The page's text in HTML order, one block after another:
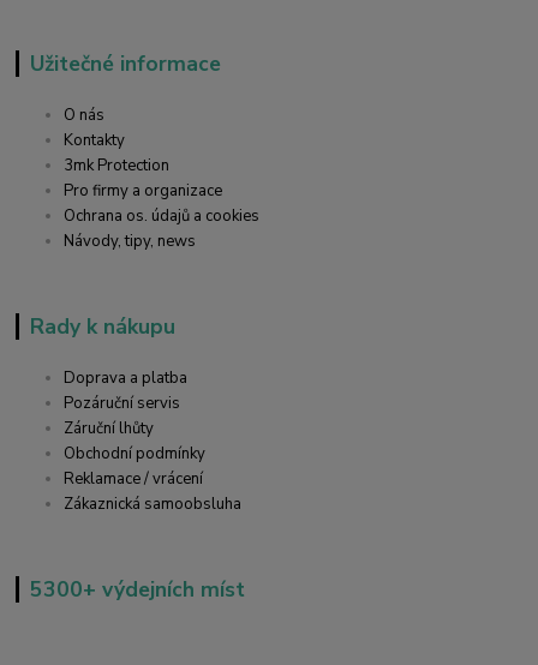
Užitečné informace
O nás
Kontakty
3mk Protection
Pro firmy a organizace
Ochrana os. údajů a cookies
Návody, tipy, news
Rady k nákupu
Doprava a platba
Pozáruční servis
Záruční lhůty
Obchodní podmínky
Reklamace / vrácení
Zákaznická samoobsluha
5300+ výdejních míst